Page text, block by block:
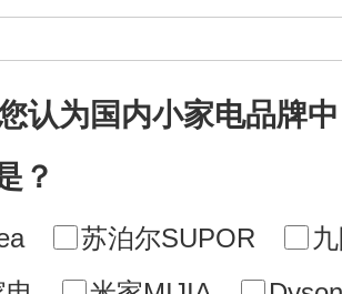
认为国内小家电品牌
？
苏泊尔SUPOR